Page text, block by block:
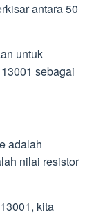
antara 50
untuk
sebagai
adalah
nilai resistor
kita